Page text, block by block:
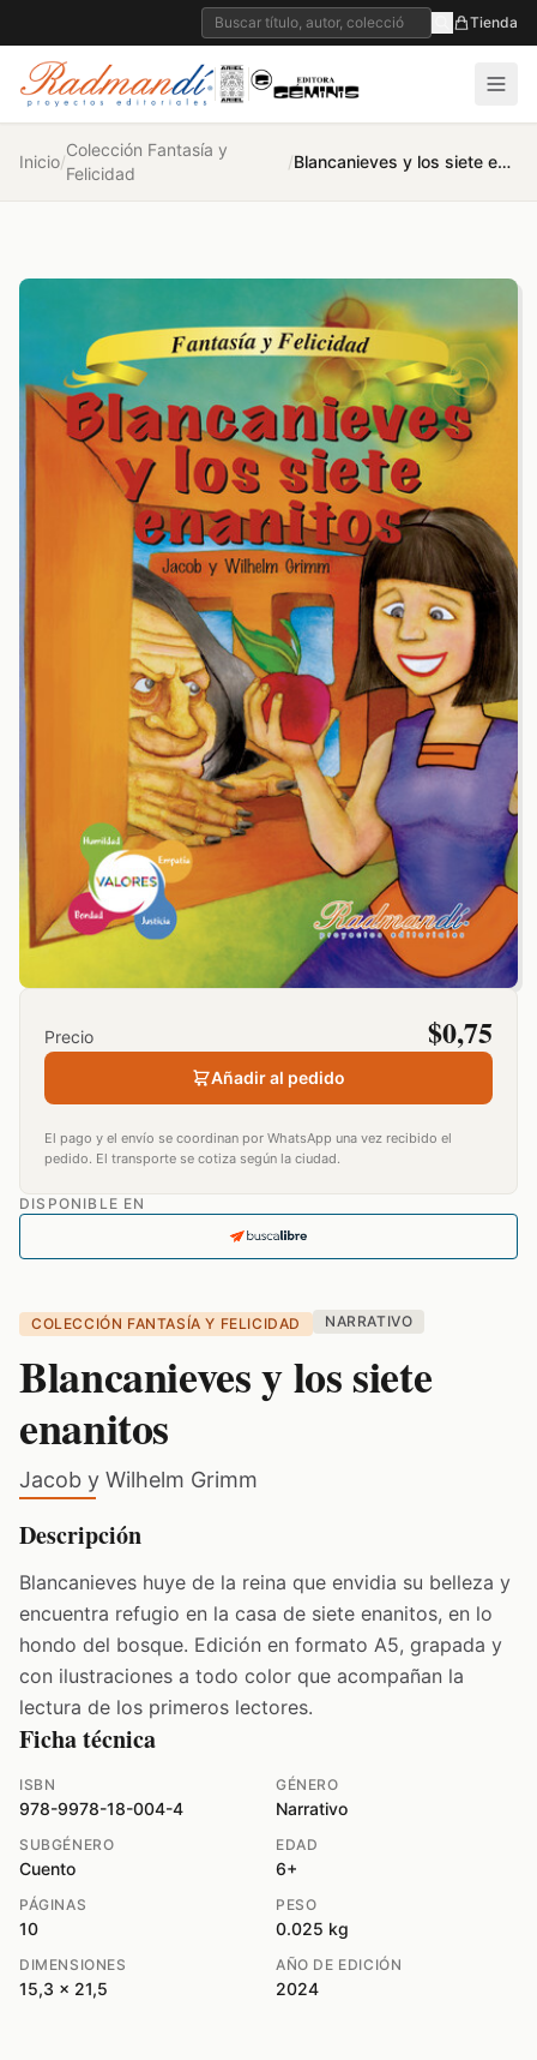
Tienda
Inicio/
Colección Fantasía y
Felicidad
/ Blancanieves y los siete enanitos
Precio $0,75
Añadir al pedido
El pago y el envío se coordinan por WhatsApp una vez recibido el
pedido. El transporte se cotiza según la ciudad.
DISPONIBLE EN
COLECCIÓN FANTASÍA Y FELICIDAD NARRATIVO
Blancanieves y los siete
enanitos
Jacob y Wilhelm Grimm
Descripción
Blancanieves huye de la reina que envidia su belleza y
encuentra refugio en la casa de siete enanitos, en lo
hondo del bosque. Edición en formato A5, grapada y
con ilustraciones a todo color que acompañan la
lectura de los primeros lectores.
Ficha técnica
ISBN
978-9978-18-004-4
GÉNERO
Narrativo
SUBGÉNERO
Cuento
EDAD
6+
PÁGINAS
10
PESO
0.025 kg
DIMENSIONES
15,3 x 21,5
AÑO DE EDICIÓN
2024